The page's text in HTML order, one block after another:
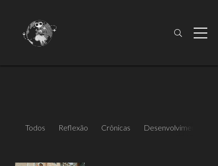
Todos Reflexão Crônicas Desenvolvimento